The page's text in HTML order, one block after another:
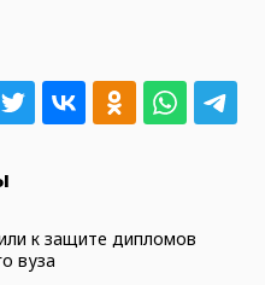
к защите дипломов
вуза